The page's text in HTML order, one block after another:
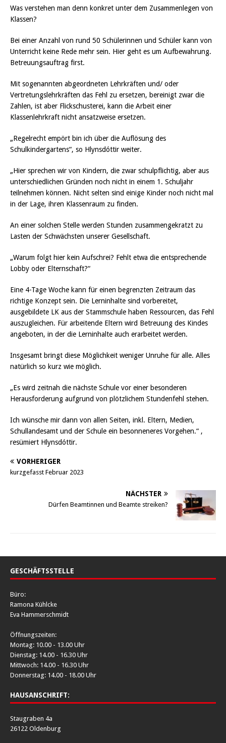
Was verstehen man denn konkret unter dem Zusammenlegen von
Klassen?
Bei einer Anzahl von rund 50 Schülerinnen und Schüler kann von
Unterricht keine Rede mehr sein. Hier geht es um Aufbewahrung.
Betreuungsauftrag first.
Mit sogenannten abgeordneten Lehrkräften und/ oder
Vertretungslehrkräften das Fehl zu ersetzen, bereinigt zwar die
Zahlen, ist aber Flickschusterei, kann die Arbeit einer
Klassenlehrkraft nicht ansatzweise ersetzen.
„Regelrecht empört bin ich über die Auflösung des
Schulkindergartens“, so Hlynsdóttir weiter.
„Hier sprechen wir von Kindern, die zwar schulpflichtig, aber aus
unterschiedlichen Gründen noch nicht in einem 1. Schuljahr
teilnehmen können. Nicht selten sind einige Kinder noch nicht mal
in der Lage, ihren Klassenraum zu finden.
An einer solchen Stelle werden Stunden zusammengekratzt zu
Lasten der Schwächsten unserer Gesellschaft.
„Warum folgt hier kein Aufschrei? Fehlt etwa die entsprechende
Lobby oder Elternschaft?“
Eine 4-Tage Woche kann für einen begrenzten Zeitraum das
richtige Konzept sein. Die Lerninhalte sind vorbereitet,
ausgebildete LK aus der Stammschule haben Ressourcen, das Fehl
auszugleichen. Für arbeitende Eltern wird Betreuung des Kindes
angeboten, in der die Lerninhalte auch erarbeitet werden.
Insgesamt bringt diese Möglichkeit weniger Unruhe für alle. Alles
natürlich so kurz wie möglich.
„Es wird zeitnah die nächste Schule vor einer besonderen
Herausforderung aufgrund von plötzlichem Stundenfehl stehen.
Ich wünsche mir dann von allen Seiten, inkl. Eltern, Medien,
Schullandesamt und der Schule ein besonneneres Vorgehen.“ ,
resümiert Hlynsdóttir.
VORHERIGER
kurzgefasst Februar 2023
NÄCHSTER
Dürfen Beamtinnen und Beamte streiken?
GESCHÄFTSSTELLE
Büro:
Ramona Kühlcke
Eva Hammerschmidt
Öffnungszeiten:
Montag: 10.00 - 13.00 Uhr
Dienstag: 14.00 - 16.30 Uhr
Mittwoch: 14.00 - 16.30 Uhr
Donnerstag: 14.00 - 18.00 Uhr
HAUSANSCHRIFT:
Staugraben 4a
26122 Oldenburg